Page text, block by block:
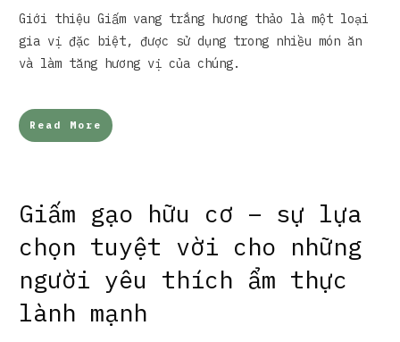
Giới thiệu Giấm vang trắng hương thảo là một loại
gia vị đặc biệt, được sử dụng trong nhiều món ăn
và làm tăng hương vị của chúng.
Read More
Giấm gạo hữu cơ – sự lựa
chọn tuyệt vời cho những
người yêu thích ẩm thực
lành mạnh